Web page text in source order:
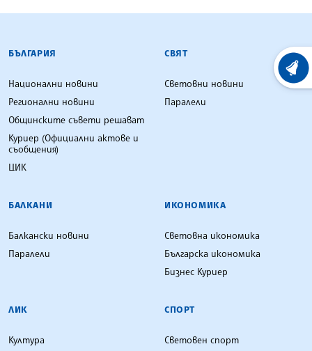
БЪЛГАРСКА ТЕЛЕГРАФНА АГЕНЦИЯ
БЪЛГАРИЯ
Национални новини
Регионални новини
Общинските съвети решават
Куриер (Официални актове и
съобщения)
ЦИК
СВЯТ
Световни новини
Паралели
БАЛКАНИ
Балкански новини
Паралели
ИКОНОМИКА
Световна икономика
Българска икономика
Бизнес Куриер
ЛИК
Култура
СПОРТ
Световен спорт